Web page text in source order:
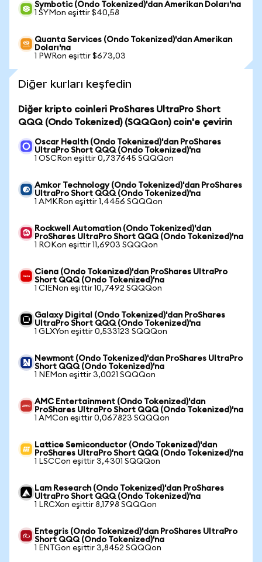
Symbotic (Ondo Tokenized)'dan Amerikan Doları'na
1 SYMon eşittir $40,58
Quanta Services (Ondo Tokenized)'dan Amerikan
Doları'na
1 PWRon eşittir $673,03
Diğer kurları keşfedin
Diğer kripto coinleri ProShares UltraPro Short
QQQ (Ondo Tokenized) (SQQQon) coin'e çevirin
Oscar Health (Ondo Tokenized)'dan ProShares
UltraPro Short QQQ (Ondo Tokenized)'na
1 OSCRon eşittir 0,737645 SQQQon
Amkor Technology (Ondo Tokenized)'dan ProShares
UltraPro Short QQQ (Ondo Tokenized)'na
1 AMKRon eşittir 1,4456 SQQQon
Rockwell Automation (Ondo Tokenized)'dan
ProShares UltraPro Short QQQ (Ondo Tokenized)'na
1 ROKon eşittir 11,6903 SQQQon
Ciena (Ondo Tokenized)'dan ProShares UltraPro
Short QQQ (Ondo Tokenized)'na
1 CIENon eşittir 10,7492 SQQQon
Galaxy Digital (Ondo Tokenized)'dan ProShares
UltraPro Short QQQ (Ondo Tokenized)'na
1 GLXYon eşittir 0,533123 SQQQon
Newmont (Ondo Tokenized)'dan ProShares UltraPro
Short QQQ (Ondo Tokenized)'na
1 NEMon eşittir 3,0021 SQQQon
AMC Entertainment (Ondo Tokenized)'dan
ProShares UltraPro Short QQQ (Ondo Tokenized)'na
1 AMCon eşittir 0,067823 SQQQon
Lattice Semiconductor (Ondo Tokenized)'dan
ProShares UltraPro Short QQQ (Ondo Tokenized)'na
1 LSCCon eşittir 3,4301 SQQQon
Lam Research (Ondo Tokenized)'dan ProShares
UltraPro Short QQQ (Ondo Tokenized)'na
1 LRCXon eşittir 8,1798 SQQQon
Entegris (Ondo Tokenized)'dan ProShares UltraPro
Short QQQ (Ondo Tokenized)'na
1 ENTGon eşittir 3,8452 SQQQon